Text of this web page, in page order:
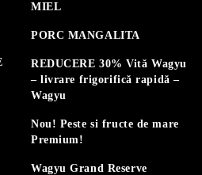
MIEL
PORC MANGALITA
REDUCERE 30% Vită Wagyu
– livrare frigorifică rapidă –
Wagyu
Nou! Peste si fructe de mare
Premium!
Wagyu Grand Reserve